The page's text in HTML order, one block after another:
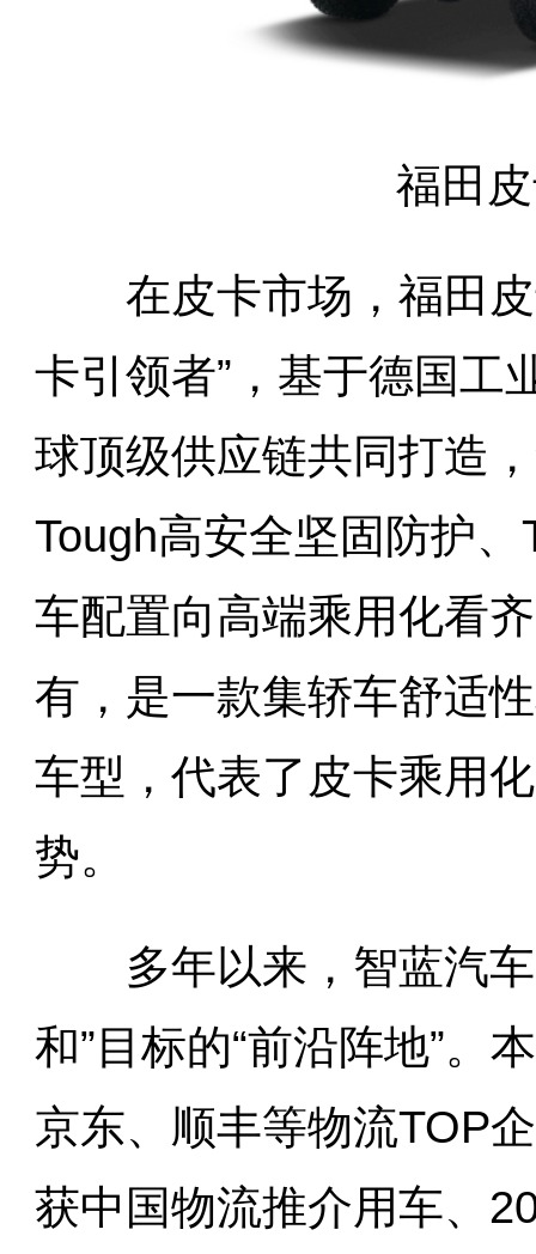
福田
在皮卡市场，福田皮
卡引领者”，基于德国工
球顶级供应链共同打造
Tough高安全坚固防护
车配置向高端乘用化看
有，是一款集轿车舒适
车型，代表了皮卡乘用
势。
多年以来，智蓝汽车
和”目标的“前沿阵地”。
京东、顺丰等物流TOP
获中国物流推介用车、